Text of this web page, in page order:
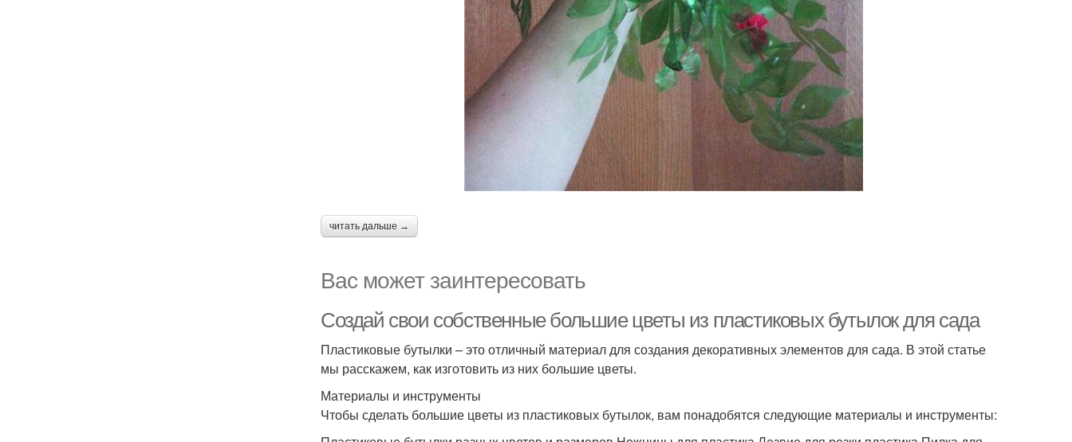
читать дальше →
Вас может заинтересовать
Создай свои собственные большие цветы из пластиковых бутылок для сада
Пластиковые бутылки – это отличный материал для создания декоративных элементов для сада. В этой статье
мы расскажем, как изготовить из них большие цветы.
Материалы и инструменты
Чтобы сделать большие цветы из пластиковых бутылок, вам понадобятся следующие материалы и инструменты: